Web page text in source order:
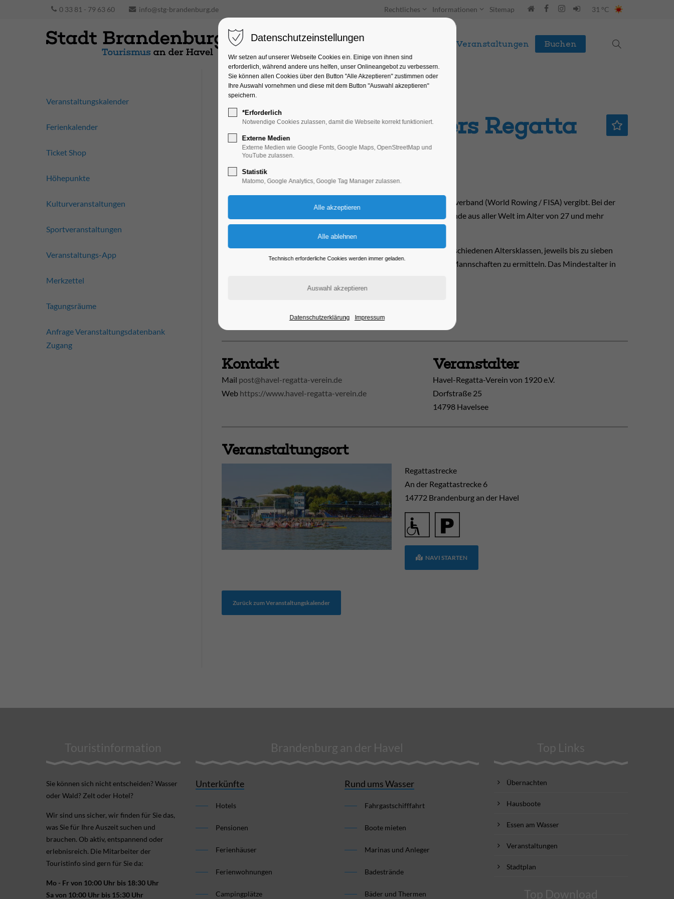
0 33 81 - 79 63 60 info@stg-brandenburg.de Rechtliches Informationen Sitemap 31 °C
Unterkünfte Entdecken & Erleben Veranstaltungen Buchen
World Rowing Masters Regatta
Highlight, Sport
13.09.2024, 09:00
Die World Rowing Masters ist die größte Regatta, die der Ruderweltverband (World Rowing / FISA) vergibt. Bei der
jährlich stattfindenden Veranstaltung rudern bis zu 4000 Teilnehmende aus aller Welt im Alter von 27 und mehr
Jahren für ihre Vereine über eine Distanz von 1000 Metern.
Alle drei Minuten starten bis zu acht Boote gleichzeitig, um in 13 verschiedenen Altersklassen, jeweils bis zu sieben
Bootsgattungen und nach Geschlechtern aufgeteilt die siegreichen Mannschaften zu ermitteln. Das Mindestalter in
Foto: Regattastrecke
Kontakt
Mail post@havel-regatta-verein.de
Web https://www.havel-regatta-verein.de
Veranstalter
Havel-Regatta-Verein von 1920 e.V.
Dorfstraße 25
14798 Havelsee
Veranstaltungsort
Regattastrecke
An der Regattastrecke 6
14772 Brandenburg an der Havel
NAVI STARTEN
Zurück zum Veranstaltungskalender
Veranstaltungskalender
Ferienkalender
Ticket Shop
Höhepunkte
Kulturveranstaltungen
Sportveranstaltungen
Veranstaltungs-App
Merkzettel
Tagungsräume
Anfrage Veranstaltungsdatenbank
Zugang
Touristinformation
Sie können sich nicht ent­scheiden? Wasser
oder Wald? Zelt oder Hotel?
Wir sind uns sicher, wir finden für Sie das,
was Sie für Ihre Aus­zeit suchen und
brauchen. Ob aktiv, ent­spannend oder
erlebnis­reich. Die Mitarbeiter der
Touristinfo sind gern für Sie da:
Mo - Fr von 10:00 Uhr bis 18:30 Uhr
Sa von 10:00 Uhr bis 15:30 Uhr
Brandenburg an der Havel
Unterkünfte
Hotels
Pensionen
Ferienhäuser
Ferienwohnungen
Campingplätze
Rund ums Wasser
Fahrgastschifffahrt
Boote mieten
Marinas und Anleger
Badestrände
Bäder und Thermen
Top Links
Übernachten
Hausboote
Essen am Wasser
Veranstaltungen
Stadtplan
Top Download
Datenschutzeinstellungen
Wir setzen auf unserer Webseite Cookies ein. Einige von ihnen sind
erforderlich, während andere uns helfen, unser Onlineangebot zu verbessern.
Sie können allen Cookies über den Button "Alle Akzeptieren" zustimmen oder
Ihre Auswahl vornehmen und diese mit dem Button "Auswahl akzeptieren"
speichern.
*Erforderlich
Notwendige Cookies zulassen, damit die Webseite korrekt funktioniert.
Externe Medien
Externe Medien wie Google Fonts, Google Maps, OpenStreetMap und
YouTube zulassen.
Statistik
Matomo, Google Analytics, Google Tag Manager zulassen.
Technisch erforderliche Cookies werden immer geladen.
Datenschutzerklärung Impressum